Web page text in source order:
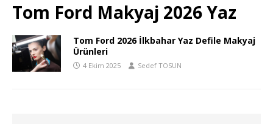
Tom Ford Makyaj 2026 Yaz
Tom Ford 2026 İlkbahar Yaz Defile Makyaj
Ürünleri
4 Ekim 2025 Sedef TOSUN